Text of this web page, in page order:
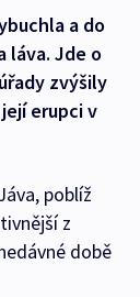
a do
láva. Jde o
zvýšily
erupci v
poblíž
z
době